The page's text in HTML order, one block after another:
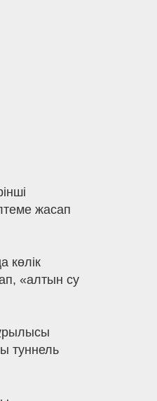
жасап
көлік
«алтын су
туннель